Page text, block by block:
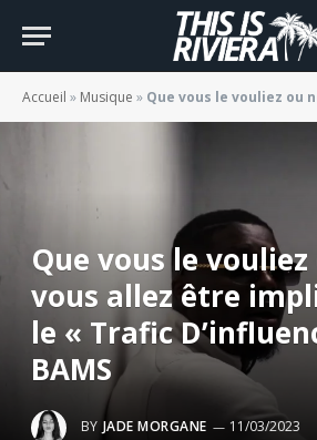
Accueil » Musique » Que vous le vouliez ou non, vous allez être
Que vous le
vous allez être
le « Trafic
BAMS
BY JADE MORGANE 11/03/2023